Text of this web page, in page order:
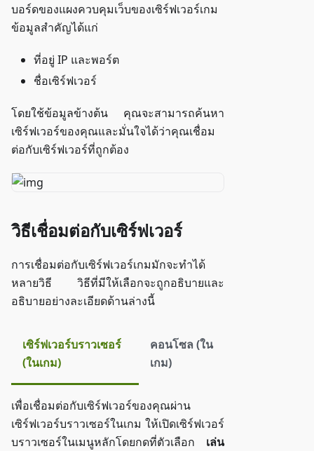
บอร์ดของแผงควบคุมเว็บของเซิร์ฟเวอร์เกม
ข้อมูลสำคัญได้แก่
ที่อยู่ IP และพอร์ต
ชื่อเซิร์ฟเวอร์
โดยใช้ข้อมูลข้างต้น คุณจะสามารถค้นหา
เซิร์ฟเวอร์ของคุณและมั่นใจได้ว่าคุณเชื่อม
ต่อกับเซิร์ฟเวอร์ที่ถูกต้อง
วิธีเชื่อมต่อกับเซิร์ฟเวอร์
การเชื่อมต่อกับเซิร์ฟเวอร์เกมมักจะทำได้
หลายวิธี วิธีที่มีให้เลือกจะถูกอธิบายและ
อธิบายอย่างละเอียดด้านล่างนี้
เซิร์ฟเวอร์บราวเซอร์
(ในเกม)
คอนโซล (ใน
เกม)
เพื่อเชื่อมต่อกับเซิร์ฟเวอร์ของคุณผ่าน
เซิร์ฟเวอร์บราวเซอร์ในเกม ให้เปิดเซิร์ฟเวอร์
บราวเซอร์ในเมนูหลักโดยกดที่ตัวเลือก เล่น